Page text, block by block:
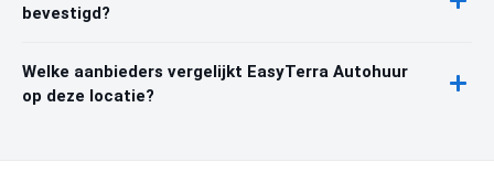
bevestigd?
Welke aanbieders vergelijkt EasyTerra Autohuur
op deze locatie?